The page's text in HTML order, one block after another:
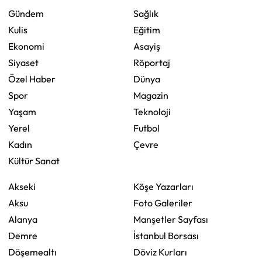
Gündem
Kulis
Ekonomi
Siyaset
Özel Haber
Spor
Yaşam
Yerel
Kadın
Kültür Sanat
Sağlık
Eğitim
Asayiş
Röportaj
Dünya
Magazin
Teknoloji
Futbol
Çevre
Akseki
Aksu
Alanya
Demre
Döşemealtı
Köşe Yazarları
Foto Galeriler
Manşetler Sayfası
İstanbul Borsası
Döviz Kurları